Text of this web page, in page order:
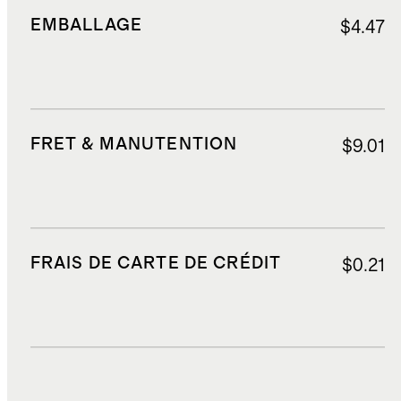
EMBALLAGE $4.47
FRET & MANUTENTION $9.01
FRAIS DE CARTE DE CRÉDIT $0.21